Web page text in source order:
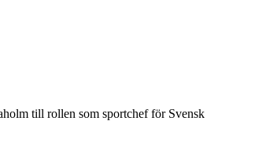
till rollen som sportchef för Svensk